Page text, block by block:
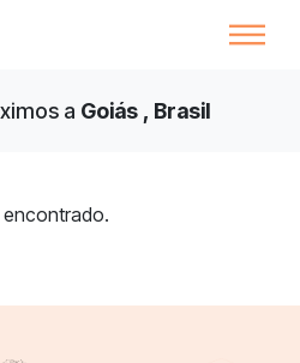
a Goiás , Brasil